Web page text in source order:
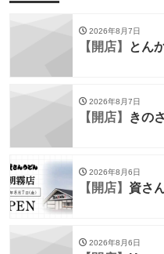
2026年8月7日
【開店】 とん
2026年8月7日
【開店】 きの
2026年8月6日
【開店】 資さ
2026年8月6日